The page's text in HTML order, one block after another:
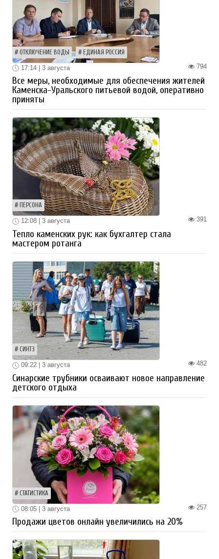
ОТКЛЮЧЕНИЕ ВОДЫ ЕДИНАЯ РОССИЯ
794
17:14 | 3 августа
Все меры, необходимые для обеспечения жителей
Каменска-Уральского питьевой водой, оперативно
приняты
ПЕРСОНА
391
12:08 | 3 августа
Тепло каменских рук: как бухгалтер стала
мастером ротанга
СИНТЗ
482
09:22 | 3 августа
Синарские трубники осваивают новое направление
детского отдыха
СТАТИСТИКА
257
08:05 | 3 августа
Продажи цветов онлайн увеличились на 20%